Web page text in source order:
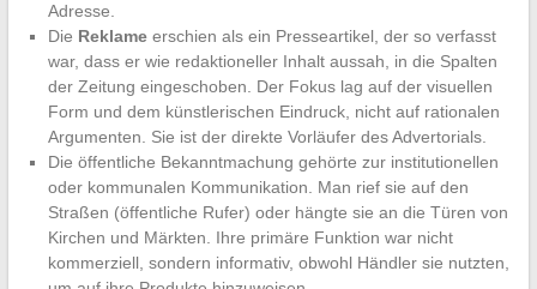
Adresse.
Die Reklameerschien als ein Presseartikel, der so verfasst
war, dass er wie redaktioneller Inhalt aussah, in die Spalten
der Zeitung eingeschoben. Der Fokus lag auf der visuellen
Form und dem künstlerischen Eindruck, nicht auf rationalen
Argumenten. Sie ist der direkte Vorläufer des Advertorials.
Die öffentliche Bekanntmachung gehörte zur institutionellen
oder kommunalen Kommunikation. Man rief sie auf den
Straßen (öffentliche Rufer) oder hängte sie an die Türen von
Kirchen und Märkten. Ihre primäre Funktion war nicht
kommerziell, sondern informativ, obwohl Händler sie nutzten,